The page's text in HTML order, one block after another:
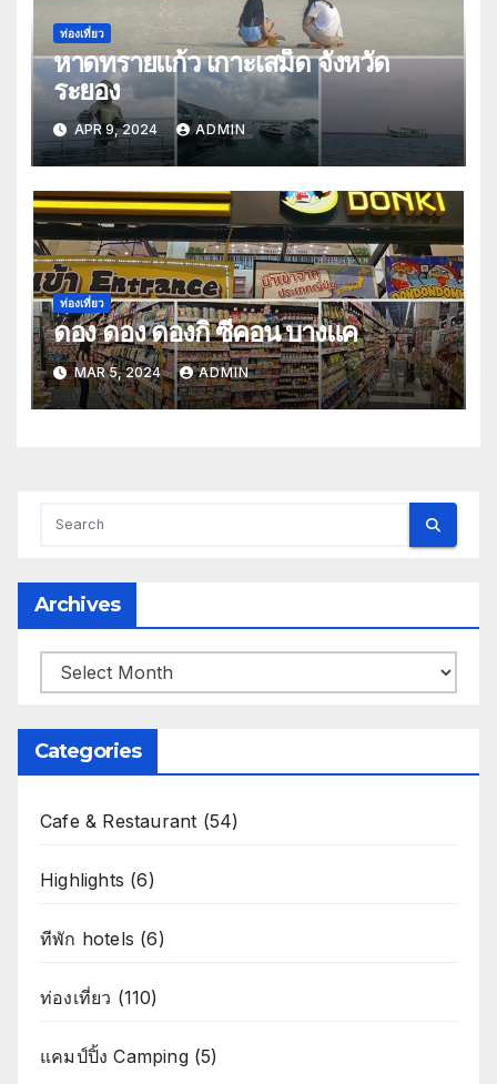
ท่องเที่ยว
หาดทรายแก้ว เกาะเสม็ด จังหวัด
ระยอง
APR 9, 2024 ADMIN
ท่องเที่ยว
ดอง ดอง ดองกิ ซีคอน บางแค
MAR 5, 2024 ADMIN
Archives
Archives
Categories
Cafe & Restaurant (54)
Highlights (6)
ทีพัก hotels (6)
ท่องเที่ยว (110)
แคมป์ปิ้ง Camping(5)